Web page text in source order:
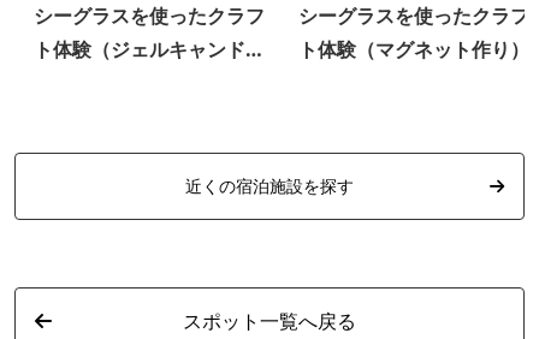
シーグラスを使ったクラフ
ト体験（ジェルキャンドル
シーグラスを使ったクラフ
ト体験（マグネット作り）
近くの宿泊施設を探す
スポット一覧へ戻る